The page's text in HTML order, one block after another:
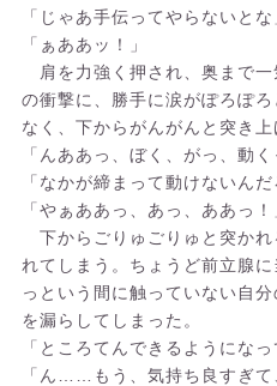
「じゃあ手伝ってやらないとな
「ぁああッ！」
肩を力強く押され、奥まで一
の衝撃に、勝手に涙がぽろぽ
なく、下からがんがんと突き上
「んああっ、ぼく、がっ、動く
「なかが締まって動けないん
「やぁああっ、あっ、ああっ！
下からごりゅごりゅと突か
れてしまう。ちょうど前立腺
っという間に触っていない自
を漏らしてしまった。
「ところてんできるようにな
「ん……もう、気持ち良すぎ